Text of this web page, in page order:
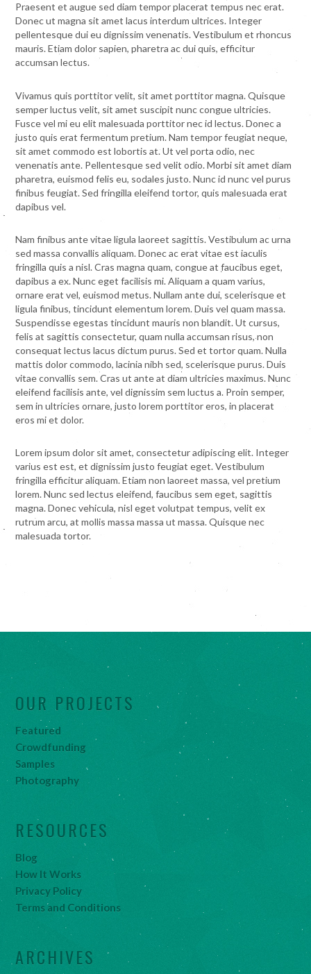
Praesent et augue sed diam tempor placerat tempus nec erat.
Donec ut magna sit amet lacus interdum ultrices. Integer
pellentesque dui eu dignissim venenatis. Vestibulum et rhoncus
mauris. Etiam dolor sapien, pharetra ac dui quis, efficitur
accumsan lectus.
Vivamus quis porttitor velit, sit amet porttitor magna. Quisque
semper luctus velit, sit amet suscipit nunc congue ultricies.
Fusce vel mi eu elit malesuada porttitor nec id lectus. Donec a
justo quis erat fermentum pretium. Nam tempor feugiat neque,
sit amet commodo est lobortis at. Ut vel porta odio, nec
venenatis ante. Pellentesque sed velit odio. Morbi sit amet diam
pharetra, euismod felis eu, sodales justo. Nunc id nunc vel purus
finibus feugiat. Sed fringilla eleifend tortor, quis malesuada erat
dapibus vel.
Nam finibus ante vitae ligula laoreet sagittis. Vestibulum ac urna
sed massa convallis aliquam. Donec ac erat vitae est iaculis
fringilla quis a nisl. Cras magna quam, congue at faucibus eget,
dapibus a ex. Nunc eget facilisis mi. Aliquam a quam varius,
ornare erat vel, euismod metus. Nullam ante dui, scelerisque et
ligula finibus, tincidunt elementum lorem. Duis vel quam massa.
Suspendisse egestas tincidunt mauris non blandit. Ut cursus,
felis at sagittis consectetur, quam nulla accumsan risus, non
consequat lectus lacus dictum purus. Sed et tortor quam. Nulla
mattis dolor commodo, lacinia nibh sed, scelerisque purus. Duis
vitae convallis sem. Cras ut ante at diam ultricies maximus. Nunc
eleifend facilisis ante, vel dignissim sem luctus a. Proin semper,
sem in ultricies ornare, justo lorem porttitor eros, in placerat
eros mi et dolor.
Lorem ipsum dolor sit amet, consectetur adipiscing elit. Integer
varius est est, et dignissim justo feugiat eget. Vestibulum
fringilla efficitur aliquam. Etiam non laoreet massa, vel pretium
lorem. Nunc sed lectus eleifend, faucibus sem eget, sagittis
magna. Donec vehicula, nisl eget volutpat tempus, velit ex
rutrum arcu, at mollis massa massa ut massa. Quisque nec
malesuada tortor.
OUR PROJECTS
Featured
Crowdfunding
Samples
Photography
RESOURCES
Blog
How It Works
Privacy Policy
Terms and Conditions
ARCHIVES